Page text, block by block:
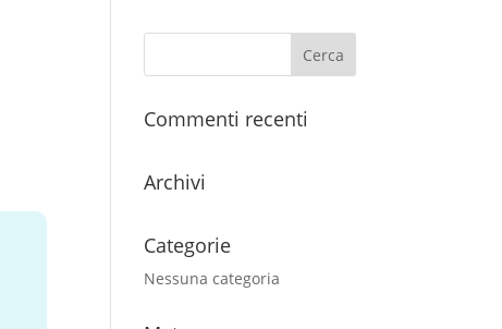
Commenti recenti
Archivi
Categorie
Nessuna categoria